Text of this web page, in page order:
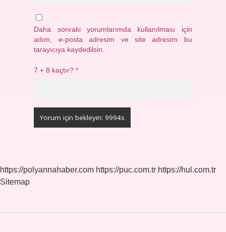
Daha sonraki yorumlarımda kullanılması için
adım, e-posta adresim ve site adresim bu
tarayıcıya kaydedilsin.
7 + 8 kaçtır?*
https://polyannahaber.com https://puc.com.tr https://hul.com.tr
Sitemap